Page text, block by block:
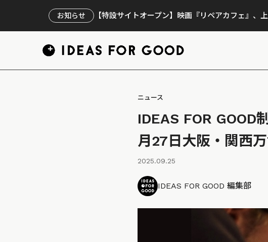
お知らせ 【特設サイトオープン】映画『リペアカフェ』、
ニュース
IDEAS FOR GOOD
月27日大阪・関西
2025.09.25
IDEAS FOR GOOD 編集部